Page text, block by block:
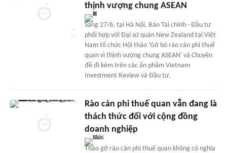
thịnh vượng chung ASEAN
Sáng 27/6, tại Hà Nội, Báo Tài chính - Đầu tư
phối hợp với Đại sứ quán New Zealand tại Việt
Nam tổ chức Hội thảo 'Gỡ bỏ rào cản phi thuế
quan vì thịnh vượng chung ASEAN' và Chuyên
đề đi kèm trên các ấn phẩm Vietnam
Investment Review và Đầu tư.
Rào cản phi thuế quan vẫn đang là
thách thức đối với cộng đồng
doanh nghiệp
Tháo gỡ rào cản phi thuế quan không có nghĩa